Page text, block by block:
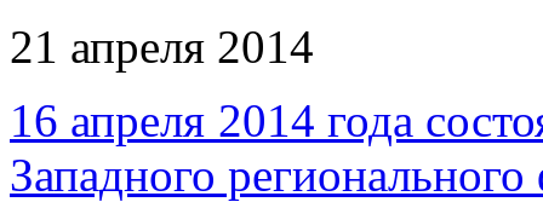
21 апреля 2014
16 апреля 2014 года
Западного